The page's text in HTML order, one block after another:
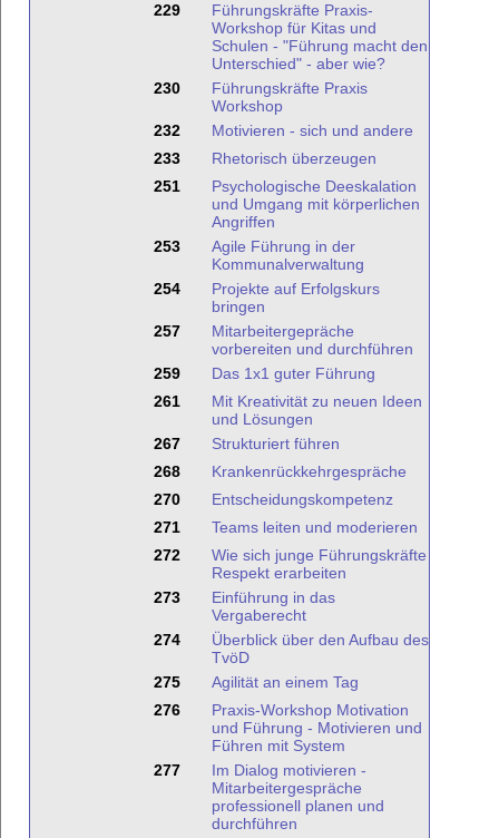
229
Führungskräfte Praxis-
Workshop für Kitas und
Schulen - "Führung macht den
Unterschied" - aber wie?
230
Führungskräfte Praxis
Workshop
232
Motivieren - sich und andere
233
Rhetorisch überzeugen
251
Psychologische Deeskalation
und Umgang mit körperlichen
Angriffen
253
Agile Führung in der
Kommunalverwaltung
254
Projekte auf Erfolgskurs
bringen
257
Mitarbeitergepräche
vorbereiten und durchführen
259
Das 1x1 guter Führung
261
Mit Kreativität zu neuen Ideen
und Lösungen
267
Strukturiert führen
268
Krankenrückkehrgespräche
270
Entscheidungskompetenz
271
Teams leiten und moderieren
272
Wie sich junge Führungskräfte
Respekt erarbeiten
273
Einführung in das
Vergaberecht
274
Überblick über den Aufbau des
TvöD
275
Agilität an einem Tag
276
Praxis-Workshop Motivation
und Führung - Motivieren und
Führen mit System
277
Im Dialog motivieren -
Mitarbeitergespräche
professionell planen und
durchführen